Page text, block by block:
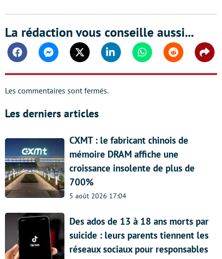
La rédaction vous conseille aussi...
FacebookMessengerTwitter Linkedin WhatsappReddit
Les commentaires sont fermés.
Les derniers articles
CXMT : le fabricant chinois de
mémoire DRAM affiche une
croissance insolente de plus de
700%
5 août 2026 17:04
Des ados de 13 à 18 ans morts par
suicide : leurs parents tiennent les
réseaux sociaux pour responsables